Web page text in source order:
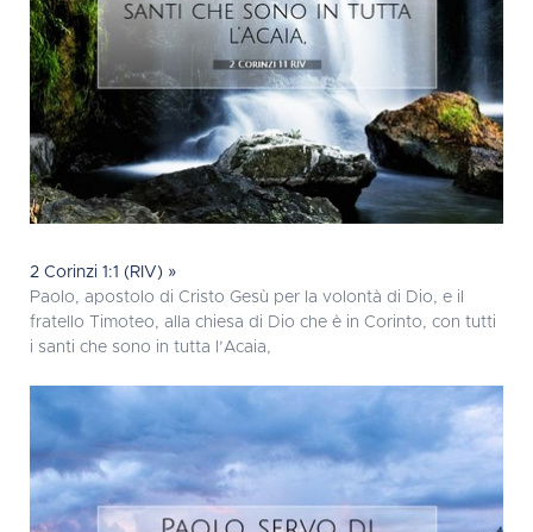
2 Corinzi 1:1 (RIV) »
Paolo, apostolo di Cristo Gesù per la volontà di Dio, e il
fratello Timoteo, alla chiesa di Dio che è in Corinto, con tutti
i santi che sono in tutta l’Acaia,